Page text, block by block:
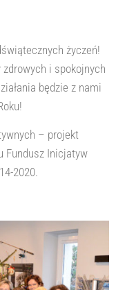
życzeń!
i spokojnych
a będzie z nami
– projekt
Fundusz Inicjatyw
2020.